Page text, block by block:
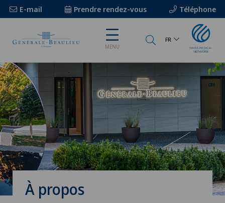
E-mail Prendre rendez-vous Téléphone
MENU
FR
À propos